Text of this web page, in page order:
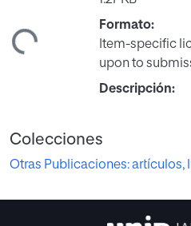
Formato:
Item-specific
upon to
Descripción:
Colecciones
Otras Publicaciones: artículos,